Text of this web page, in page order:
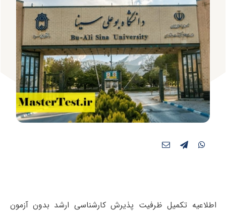
اطلاعیه تکمیل ظرفیت پذیرش کارشناسی ارشد بدون آزمون